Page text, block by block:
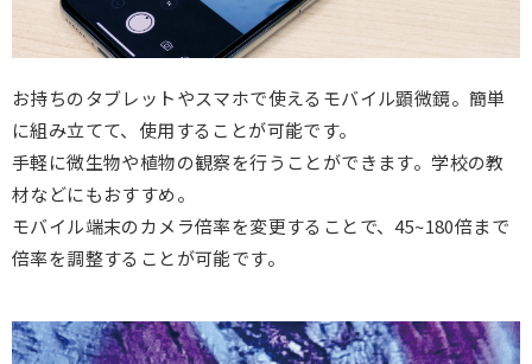
お持ちのタブレットやスマホで使えるモバイル顕微鏡。簡単
に組み立てて、使用することが可能です。
手軽に微生物や植物の観察を行うことができます。学校の教
材などにもおすすめ。
モバイル端末のカメラ倍率を変更することで、45~180倍まで
倍率を調整することが可能です。